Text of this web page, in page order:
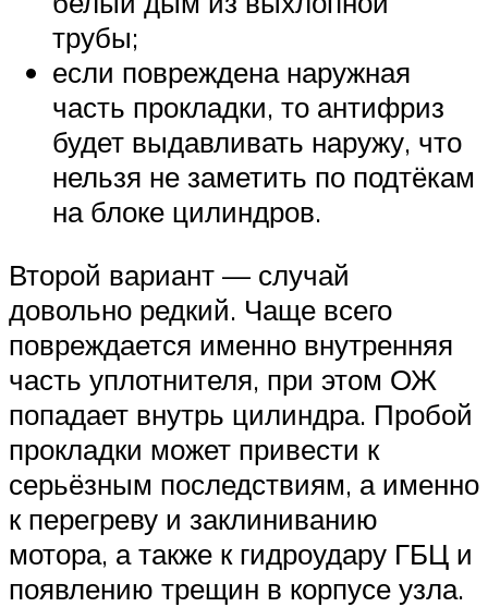
трубы;
если повреждена наружная
часть прокладки, то антифриз
будет выдавливать наружу, что
нельзя не заметить по подтёкам
на блоке цилиндров.
Второй вариант — случай
довольно редкий. Чаще всего
повреждается именно внутренняя
часть уплотнителя, при этом ОЖ
попадает внутрь цилиндра. Пробой
прокладки может привести к
серьёзным последствиям, а именно
к перегреву и заклиниванию
мотора, а также к гидроудару ГБЦ и
появлению трещин в корпусе узла.